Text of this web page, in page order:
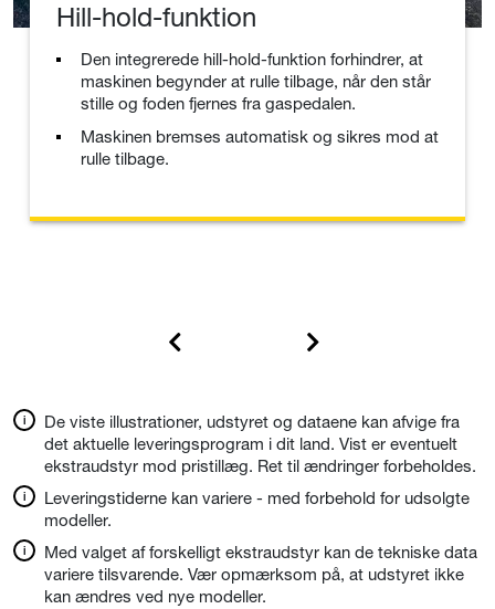
Hill-hold-funktion
Den integrerede hill-hold-funktion forhindrer, at
maskinen begynder at rulle tilbage, når den står
stille og foden fjernes fra gaspedalen.
Maskinen bremses automatisk og sikres mod at
rulle tilbage.
De viste illustrationer, udstyret og dataene kan afvige fra
det aktuelle leveringsprogram i dit land. Vist er eventuelt
ekstraudstyr mod pristillæg. Ret til ændringer forbeholdes.
Leveringstiderne kan variere - med forbehold for udsolgte
modeller.
Med valget af forskelligt ekstraudstyr kan de tekniske data
variere tilsvarende. Vær opmærksom på, at udstyret ikke
kan ændres ved nye modeller.